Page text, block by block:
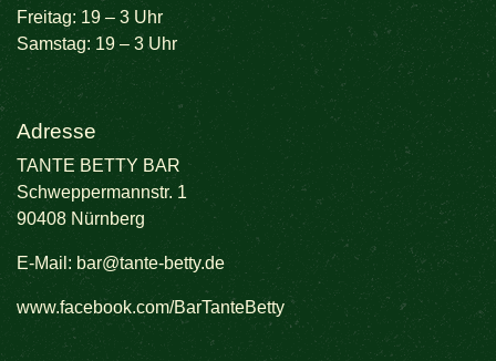
Freitag: 19 – 3 Uhr
Samstag: 19 – 3 Uhr
Adresse
TANTE BETTY BAR
Schweppermannstr. 1
90408 Nürnberg
E-Mail: bar@tante-betty.de
www.facebook.com/BarTanteBetty